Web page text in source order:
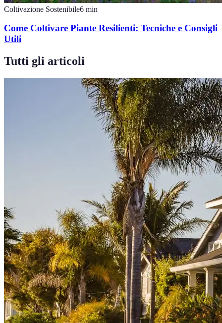
Coltivazione Sostenibile6 min
Come Coltivare Piante Resilienti: Tecniche e Consigli
Utili
Tutti gli articoli